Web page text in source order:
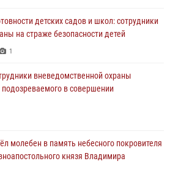
детских садов и школ: сотрудники
на страже безопасности детей
1
вневедомственной охраны
в совершении
молебен в память небесного покровителя
князя Владимира